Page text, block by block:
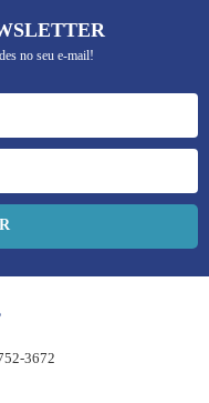
no seu e-mail!
3672